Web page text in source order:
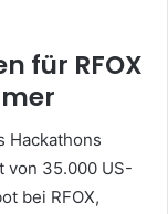
für RFOX
Hackathons
von 35.000 US-
bei RFOX,